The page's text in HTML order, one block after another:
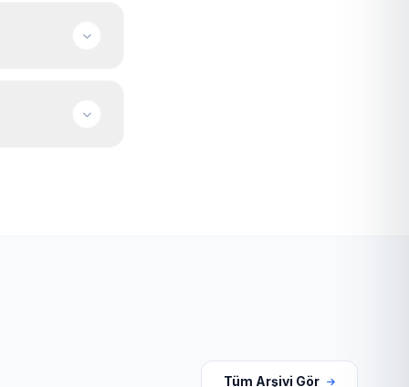
Tüm Arşivi Gör